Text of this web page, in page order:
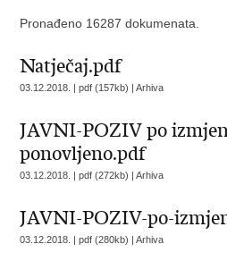
Pronađeno 16287 dokumenata.
Natječaj.pdf
03.12.2018. | pdf (157kb) |Arhiva
JAVNI-POZIV po
ponovljeno.pdf
03.12.2018. | pdf (272kb) |Arhiva
JAVNI-POZIV-po-
03.12.2018. | pdf (280kb) |Arhiva